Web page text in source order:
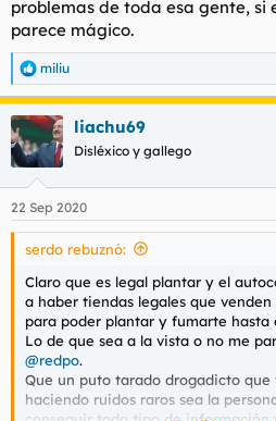
problemas de toda esa gente, si
parece mágico.
R
e
a
c
c
e
s
miliu
liachu69
Disléxico y gallego
22 Sep 2020
serdo rebuznó:
Claro que es legal plantar y el
a haber tiendas legales que
para poder plantar y fumarte hasta
Lo de que sea a la vista o no me
@redpo.
Que un puto tarado drogadicto
haciendo ruidos raros sea la